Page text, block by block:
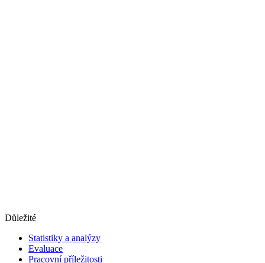
Důležité
Statistiky a analýzy
Evaluace
Pracovní příležitosti